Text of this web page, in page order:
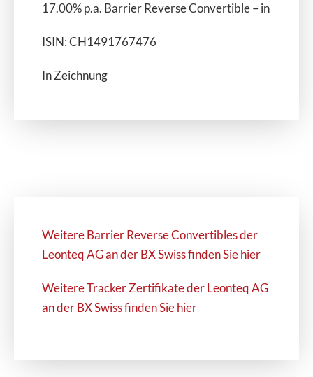
17.00% p.a. Barrier Reverse Convertible – in USD
ISIN: CH1491767476
In Zeichnung
Weitere Barrier Reverse Convertibles der
Leonteq AG an der BX Swiss finden Sie hier
Weitere Tracker Zertifikate der Leonteq AG
an der BX Swiss finden Sie hier